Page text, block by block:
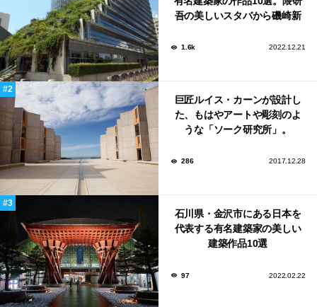
吾の美しいスタバから磯崎新
1.6k 2022.12.21
巨匠ルイス・カーンが設計し
た、もはやアートや彫刻のよ
うな「ソーク研究所」。
286 2017.12.28
石川県・金沢市にある日本を
代表する有名建築家の美しい
建築作品10選
97 2022.02.22